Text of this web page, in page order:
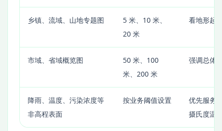
乡镇、流域、山地专题图
5 米、10 米、
20 米
看地形起
市域、省域概览图
50 米、100
米、200 米
强调总体
降雨、温度、污染浓度等
非高程表面
按业务阈值设置
优先服务
摄氏度温